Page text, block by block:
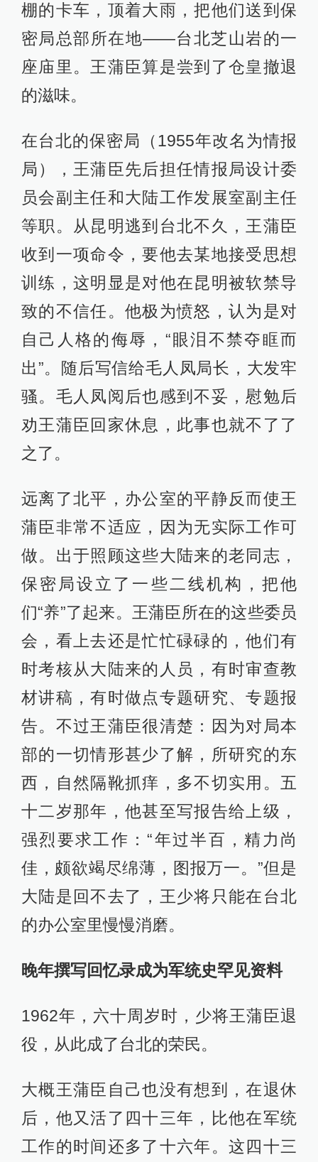
棚的卡车，顶着大雨，把他们送到保
密局总部所在地——台北芝山岩的一
座庙里。王蒲臣算是尝到了仓皇撤退
的滋味。
在台北的保密局（1955年改名为情报
局），王蒲臣先后担任情报局设计委
员会副主任和大陆工作发展室副主任
等职。从昆明逃到台北不久，王蒲臣
收到一项命令，要他去某地接受思想
训练，这明显是对他在昆明被软禁导
致的不信任。他极为愤怒，认为是对
自己人格的侮辱，“眼泪不禁夺眶而
出”。随后写信给毛人凤局长，大发牢
骚。毛人凤阅后也感到不妥，慰勉后
劝王蒲臣回家休息，此事也就不了了
之了。
远离了北平，办公室的平静反而使王
蒲臣非常不适应，因为无实际工作可
做。出于照顾这些大陆来的老同志，
保密局设立了一些二线机构，把他
们“养”了起来。王蒲臣所在的这些委员
会，看上去还是忙忙碌碌的，他们有
时考核从大陆来的人员，有时审查教
材讲稿，有时做点专题研究、专题报
告。不过王蒲臣很清楚：因为对局本
部的一切情形甚少了解，所研究的东
西，自然隔靴抓痒，多不切实用。五
十二岁那年，他甚至写报告给上级，
强烈要求工作：“年过半百，精力尚
佳，颇欲竭尽绵薄，图报万一。”但是
大陆是回不去了，王少将只能在台北
的办公室里慢慢消磨。
晚年撰写回忆录成为军统史罕见资料
1962年，六十周岁时，少将王蒲臣退
役，从此成了台北的荣民。
大概王蒲臣自己也没有想到，在退休
后，他又活了四十三年，比他在军统
工作的时间还多了十六年。这四十三